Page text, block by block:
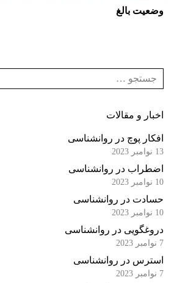
وضعیت بالغ
اخبار و مقالات
افکار پوچ در روانشناسی
اضطراب در روانشناسی
حسادت در روانشناسی
دروغگویی در روانشناسی
استرس در روانشناسی